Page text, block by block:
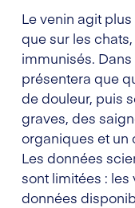
Le venin agit
que sur les
immunisés.
présentera que
de douleur, puis
graves, des
organiques et un
Les données
sont limitées :
données